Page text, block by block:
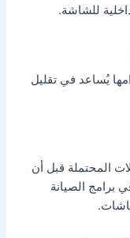
للشاشة.
يُساعد في تقليل
المحتملة قبل أن
برامج الصيانة